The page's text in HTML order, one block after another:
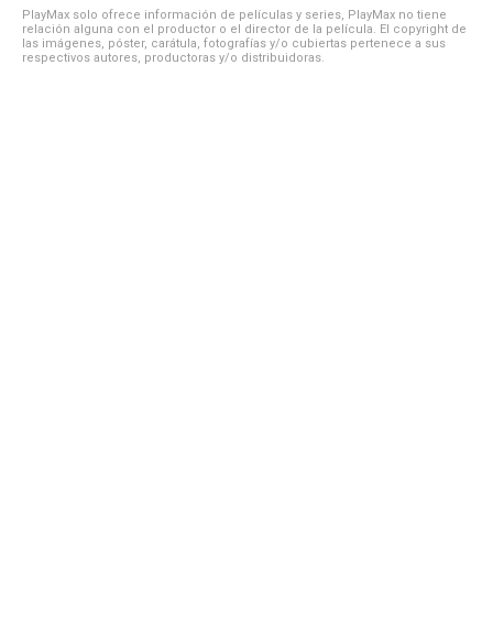
PlayMax solo ofrece información de películas y series, PlayMax no tiene
relación alguna con el productor o el director de la película. El copyright de
las imágenes, póster, carátula, fotografías y/o cubiertas pertenece a sus
respectivos autores, productoras y/o distribuidoras.